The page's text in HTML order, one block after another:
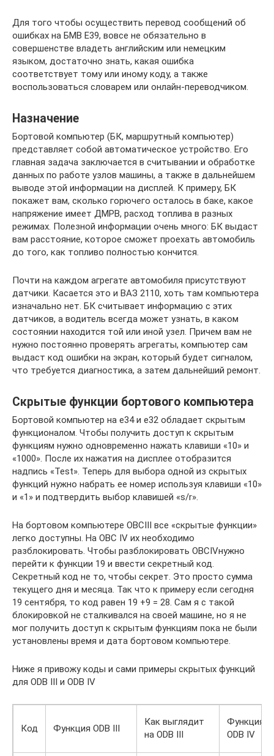
Для того чтобы осуществить перевод сообщений об
ошибках на БМВ Е39, вовсе не обязательно в
совершенстве владеть английским или немецким
языком, достаточно знать, какая ошибка
соответствует тому или иному коду, а также
воспользоваться словарем или онлайн-переводчиком.
Назначение
Бортовой компьютер (БК, маршрутный компьютер)
представляет собой автоматическое устройство. Его
главная задача заключается в считывании и обработке
данных по работе узлов машины, а также в дальнейшем
выводе этой информации на дисплей. К примеру, БК
покажет вам, сколько горючего осталось в баке, какое
напряжение имеет ДМРВ, расход топлива в разных
режимах. Полезной информации очень много: БК выдаст
вам расстояние, которое сможет проехать автомобиль
до того, как топливо полностью кончится.
Почти на каждом агрегате автомобиля присутствуют
датчики. Касается это и ВАЗ 2110, хоть там компьютера
изначально нет. БК считывает информацию с этих
датчиков, а водитель всегда может узнать, в каком
состоянии находится той или иной узел. Причем вам не
нужно постоянно проверять агрегаты, компьютер сам
выдаст код ошибки на экран, который будет сигналом,
что требуется диагностика, а затем дальнейший ремонт.
Скрытые функции бортового компьютера
Бортовой компьютер на e34 и e32 обладает скрытым
функционалом. Чтобы получить доступ к скрытым
функциям нужно одновременно нажать клавиши «10» и
«1000». После их нажатия на дисплее отобразится
надпись «Test». Теперь для выбора одной из скрытых
функций нужно набрать ее номер используя клавиши «10»
и «1» и подтвердить выбор клавишей «s/r».
На бортовом компьютере OBCIII все «скрытые функции»
легко доступны. На OBC IV их необходимо
разблокировать. Чтобы разблокировать OBCIVнужно
перейти к функции 19 и ввести секретный код.
Секретный код не то, чтобы секрет. Это просто сумма
текущего дня и месяца. Так что к примеру если сегодня
19 сентября, то код равен 19 +9 = 28. Сам я с такой
блокировкой не сталкивался на своей машине, но я не
мог получить доступ к скрытым функциям пока не были
установлены время и дата бортовом компьютере.
Ниже я привожу коды и сами примеры скрытых функций
для ODB III и ODB IV
Код Функция ODB III
Как выглядит
на ODB III
Функция
ODB IV